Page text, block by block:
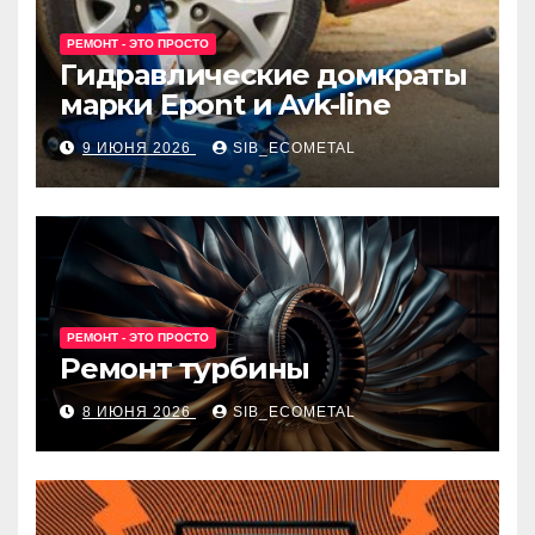
РЕМОНТ - ЭТО ПРОСТО
Гидравлические домкраты
марки Epont и Avk-line
9 ИЮНЯ 2026 SIB_ECOMETAL
РЕМОНТ - ЭТО ПРОСТО
Ремонт турбины
8 ИЮНЯ 2026 SIB_ECOMETAL